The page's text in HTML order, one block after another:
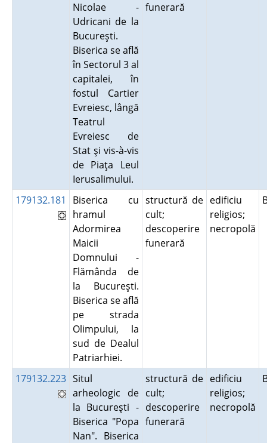
Nicolae -
Udricani de la
Bucureşti.
Biserica se află
în Sectorul 3 al
capitalei, în
fostul Cartier
Evreiesc, lângă
Teatrul
Evreiesc de
Stat şi vis-à-vis
de Piaţa Leul
Ierusalimului.
funerară
179132.181
Biserica cu
hramul
Adormirea
Maicii
Domnului -
Flămânda de
la Bucureşti.
Biserica se află
pe strada
Olimpului, la
sud de Dealul
Patriarhiei.
structură de
cult;
descoperire
funerară
edificiu
religios;
necropolă
179132.223 Situl
arheologic de
la Bucureşti -
Biserica "Popa
Nan". Biserica
structură de
cult;
descoperire
funerară
edificiu
religios;
necropolă